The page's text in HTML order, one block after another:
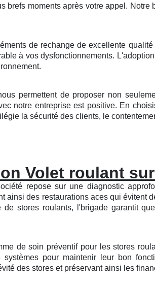
brefs moments après votre appel.
de rechange de excellente
à vos dysfonctionnements.
permettent de proposer non
notre entreprise est positive. En
la sécurité des clients, le
Volet roulant
repose sur une diagnostic
ainsi des restaurations aces qui évitent
stores roulants, l'brigade garantit
de soin préventif pour les stores
pour maintenir leur bon
des stores et préservant ainsi les